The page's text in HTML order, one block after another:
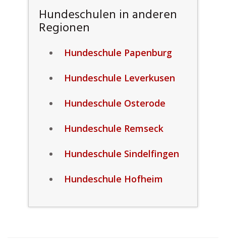
Hundeschulen in anderen
Regionen
Hundeschule Papenburg
Hundeschule Leverkusen
Hundeschule Osterode
Hundeschule Remseck
Hundeschule Sindelfingen
Hundeschule Hofheim